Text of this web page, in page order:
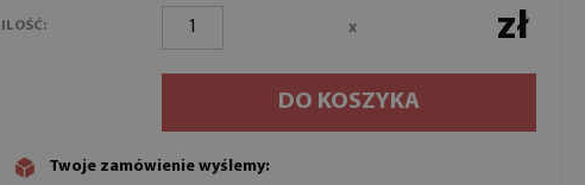
ILOŚĆ: x zł
DO KOSZYKA
Twoje zamówienie wyślemy: